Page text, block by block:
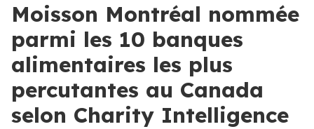
Moisson Montréal nommée
parmi les 10 banques
alimentaires les plus
percutantes au Canada
selon Charity Intelligence